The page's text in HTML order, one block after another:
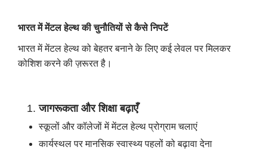
भारत में मेंटल हेल्थ की चुनौतियों से कैसे निपटें
भारत में मेंटल हेल्थ को बेहतर बनाने के लिए कई लेवल पर मिलकर
कोशिश करने की ज़रूरत है।
जागरूकता और शिक्षा बढ़ाएँ
स्कूलों और कॉलेजों में मेंटल हेल्थ प्रोग्राम चलाएं
कार्यस्थल पर मानसिक स्वास्थ्य पहलों को बढ़ावा देना